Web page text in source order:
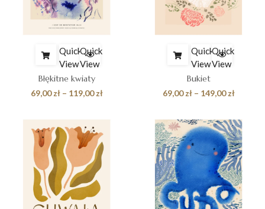
Quick
View
Quick
View
Błękitne kwiaty
69,00zł – 119,00złZakres
do
119,00 zł
Quick
View
Quick
View
Bukiet
69,00zł – 149,00złZakres
od
69,00 zł
do
149,00